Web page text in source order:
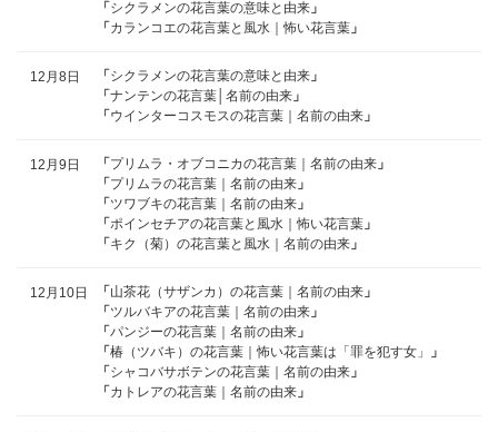
「 シクラメンの花言葉の意味と由来 」
「 カランコエの花言葉と風水｜怖い花言葉 」
12月8日 「 シクラメンの花言葉の意味と由来 」
「 ナンテンの花言葉│名前の由来 」
「 ウインターコスモスの花言葉｜名前の由来 」
12月9日 「 プリムラ・オブコニカの花言葉｜名前の由来 」
「 プリムラの花言葉｜名前の由来 」
「 ツワブキの花言葉｜名前の由来 」
「 ポインセチアの花言葉と風水｜怖い花言葉 」
「 キク（菊）の花言葉と風水｜名前の由来 」
12月10日 「 山茶花（サザンカ）の花言葉｜名前の由来 」
「 ツルバキアの花言葉｜名前の由来 」
「 パンジーの花言葉｜名前の由来 」
「 椿（ツバキ）の花言葉｜怖い花言葉は「罪を犯す女」
」
「 シャコバサボテンの花言葉｜名前の由来 」
「 カトレアの花言葉｜名前の由来 」